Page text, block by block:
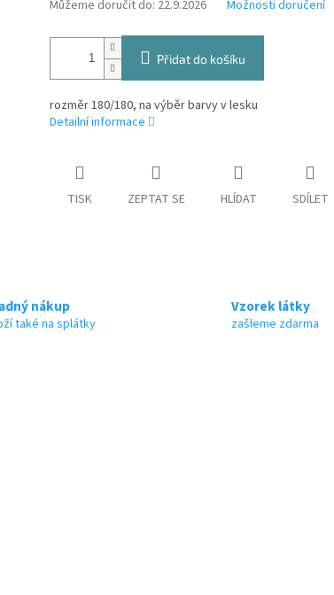
Můžeme doručit do: 22.9.2026 Možnosti doručení
Přidat do košíku
rozměr 180/180, na výběr barvy v lesku
Detailní informace
TISK ZEPTAT SE HLÍDAT SDÍLET
nákup
také na splátky
Vzorek látky
zašleme zdarma